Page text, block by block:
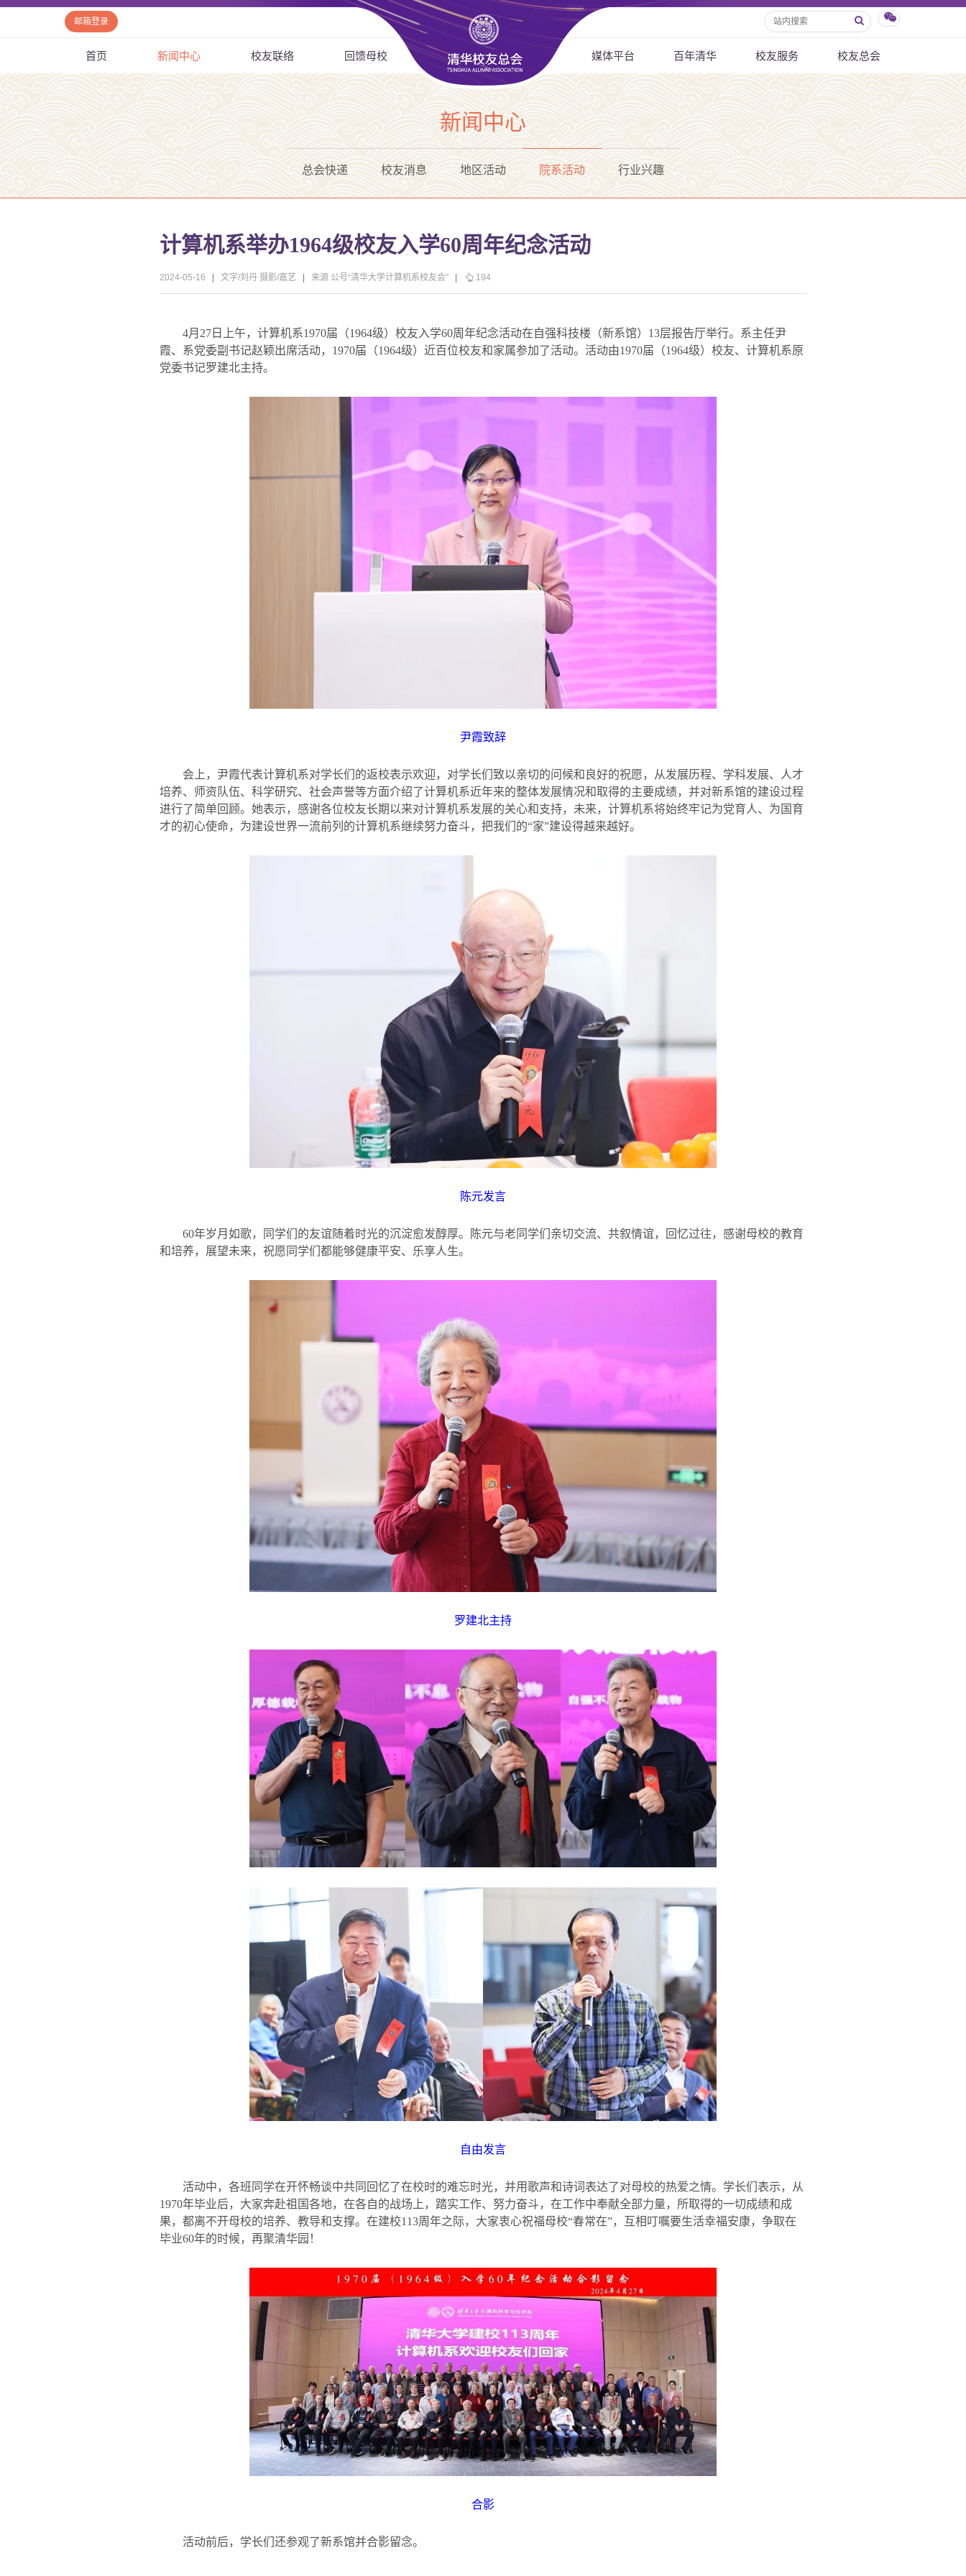
邮箱登录
首页 新闻中心 校友联络 回馈母校 媒体平台 百年清华 校友服务 校友总会
新闻中心
总会快递 校友消息 地区活动 院系活动 行业兴趣
计算机系举办1964级校友入学60周年纪念活动
2024-05-16 文字/刘丹 摄影/嘉艺 来源 公号“清华大学计算机系校友会” 194
4月 27 日上午，计算机系1970届（1964级）校友入学60周年纪念活动在自强科技楼（新系馆） 13层报告厅举行。系主任尹
霞、系党委副书记赵颖出席活动， 1970届（1964级）近百位校友和家属参加了活动。活动由1970届（1964级）校友、计算机系原
党委书记罗建北主持。
尹霞致辞
会上，尹霞代表计算机系对学长们的返校表示欢迎，对学长们致以亲切的问候和良好的祝愿，从发展历程、学科发展、人才
培养、师资队伍、科学研究、社会声誉等方面介绍了计算机系近年来的整体发展情况和取得的主要成绩，并对新系馆的建设过程
进行了简单回顾。她表示，感谢各位校友长期以来对计算机系发展的关心和支持，未来，计算机系将始终牢记为党育人、为国育
才的初心使命，为建设世界一流前列的计算机系继续努力奋斗，把我们的“家”建设得越来越好。
陈元发言
60年岁月如歌，同学们的友谊随着时光的沉淀愈发醇厚。陈元与老同学们亲切交流、共叙情谊，回忆过往，感谢母校的教育
和培养，展望未来，祝愿同学们都能够健康平安、乐享人生。
罗建北主持
自由发言
活动中，各班同学在开怀畅谈中共同回忆了在校时的难忘时光，并用歌声和诗词表达了对母校的热爱之情。学长们表示，从
1970年毕业后，大家奔赴祖国各地，在各自的战场上，踏实工作、努力奋斗，在工作中奉献全部力量，所取得的一切成绩和成
果，都离不开母校的培养、教导和支撑。在建校113周年之际，大家衷心祝福母校“春常在”，互相叮嘱要生活幸福安康，争取在
毕业60年的时候，再聚清华园！
合影
活动前后，学长们还参观了新系馆并合影留念。